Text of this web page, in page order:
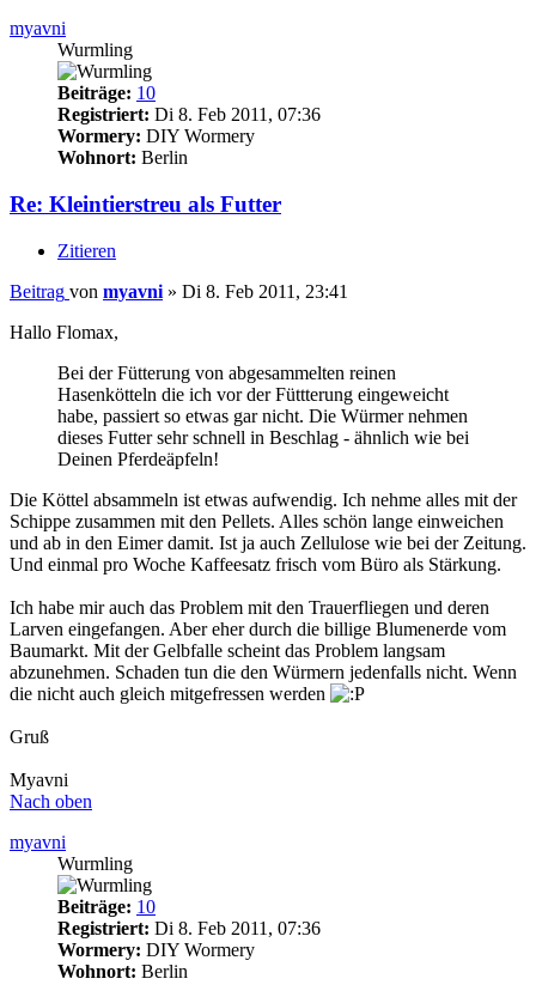
myavni
Wurmling
Beiträge: 10
Registriert: Di 8. Feb 2011, 07:36
Wormery: DIY Wormery
Wohnort: Berlin
Re: Kleintierstreu als Futter
Zitieren
Beitrag von myavni » Di 8. Feb 2011, 23:41
Hallo Flomax,
Bei der Fütterung von abgesammelten reinen
Hasenkötteln die ich vor der Füttterung eingeweicht
habe, passiert so etwas gar nicht. Die Würmer nehmen
dieses Futter sehr schnell in Beschlag - ähnlich wie bei
Deinen Pferdeäpfeln!
Die Köttel absammeln ist etwas aufwendig. Ich nehme alles mit der
Schippe zusammen mit den Pellets. Alles schön lange einweichen
und ab in den Eimer damit. Ist ja auch Zellulose wie bei der Zeitung.
Und einmal pro Woche Kaffeesatz frisch vom Büro als Stärkung.
Ich habe mir auch das Problem mit den Trauerfliegen und deren
Larven eingefangen. Aber eher durch die billige Blumenerde vom
Baumarkt. Mit der Gelbfalle scheint das Problem langsam
abzunehmen. Schaden tun die den Würmern jedenfalls nicht. Wenn
die nicht auch gleich mitgefressen werden
Gruß
Myavni
Nach oben
myavni
Wurmling
Beiträge: 10
Registriert: Di 8. Feb 2011, 07:36
Wormery: DIY Wormery
Wohnort: Berlin